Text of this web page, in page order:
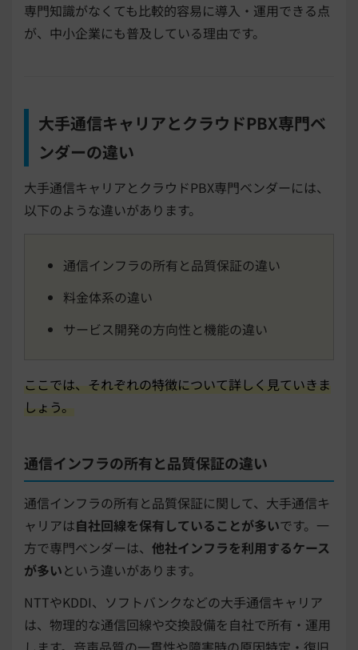
専門知識がなくても比較的容易に導入・運用できる点
が、中小企業にも普及している理由です。
大手通信キャリアとクラウドPBX専門ベ
ンダーの違い
大手通信キャリアとクラウドPBX専門ベンダーには、
以下のような違いがあります。
通信インフラの所有と品質保証の違い
料金体系の違い
サービス開発の方向性と機能の違い
ここでは、それぞれの特徴について詳しく見ていきま
しょう。
通信インフラの所有と品質保証の違い
通信インフラの所有と品質保証に関して、大手通信キ
ャリアは自社回線を保有していることが多いです。一
方で専門ベンダーは、 他社インフラを利用するケース
が多いという違いがあります。
NTTやKDDI、ソフトバンクなどの大手通信キャリア
は、物理的な通信回線や交換設備を自社で所有・運用